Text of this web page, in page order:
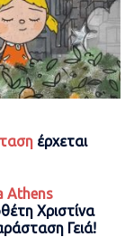
έρχεται
Athens
Χριστίνα
Γειά!